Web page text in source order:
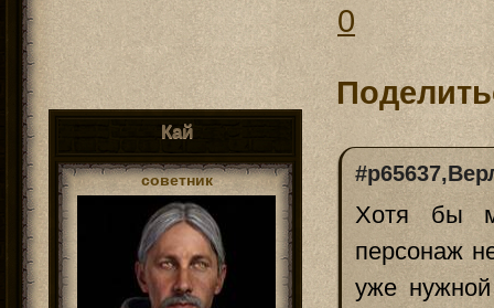
0
Кай
советник
Хотя бы
персонаж
уже